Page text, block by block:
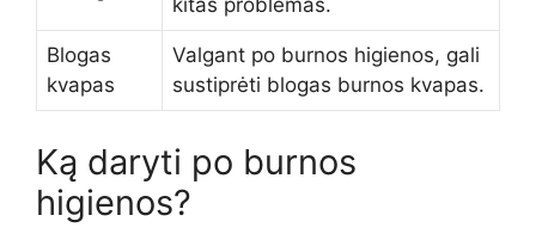
kitas problemas.
Blogas
kvapas
Valgant po burnos higienos, gali
sustiprėti blogas burnos kvapas.
Ką daryti po burnos
higienos?